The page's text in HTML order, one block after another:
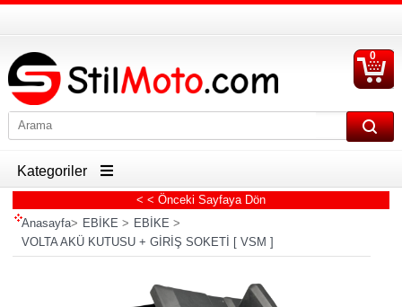
0
Kategoriler
Anasayfa> EBİKE > EBİKE >
VOLTA AKÜ KUTUSU + GİRİŞ SOKETİ [ VSM ]
< < Önceki Sayfaya Dön